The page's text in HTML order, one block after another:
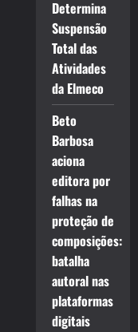
Determina
Suspensão
Total das
Atividades
da Elmeco
Beto
Barbosa
aciona
editora por
falhas na
proteção de
composições:
batalha
autoral nas
plataformas
digitais